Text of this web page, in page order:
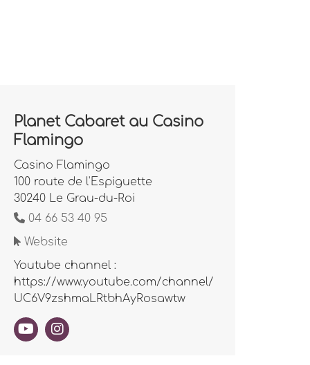
Planet Cabaret au Casino
Flamingo
Casino Flamingo
100 route de l'Espiguette
30240 Le Grau-du-Roi
04 66 53 40 95
Website
Youtube channel :
https://www.youtube.com/channel/
UC6V9zshmaLRtbhAyRosawtw